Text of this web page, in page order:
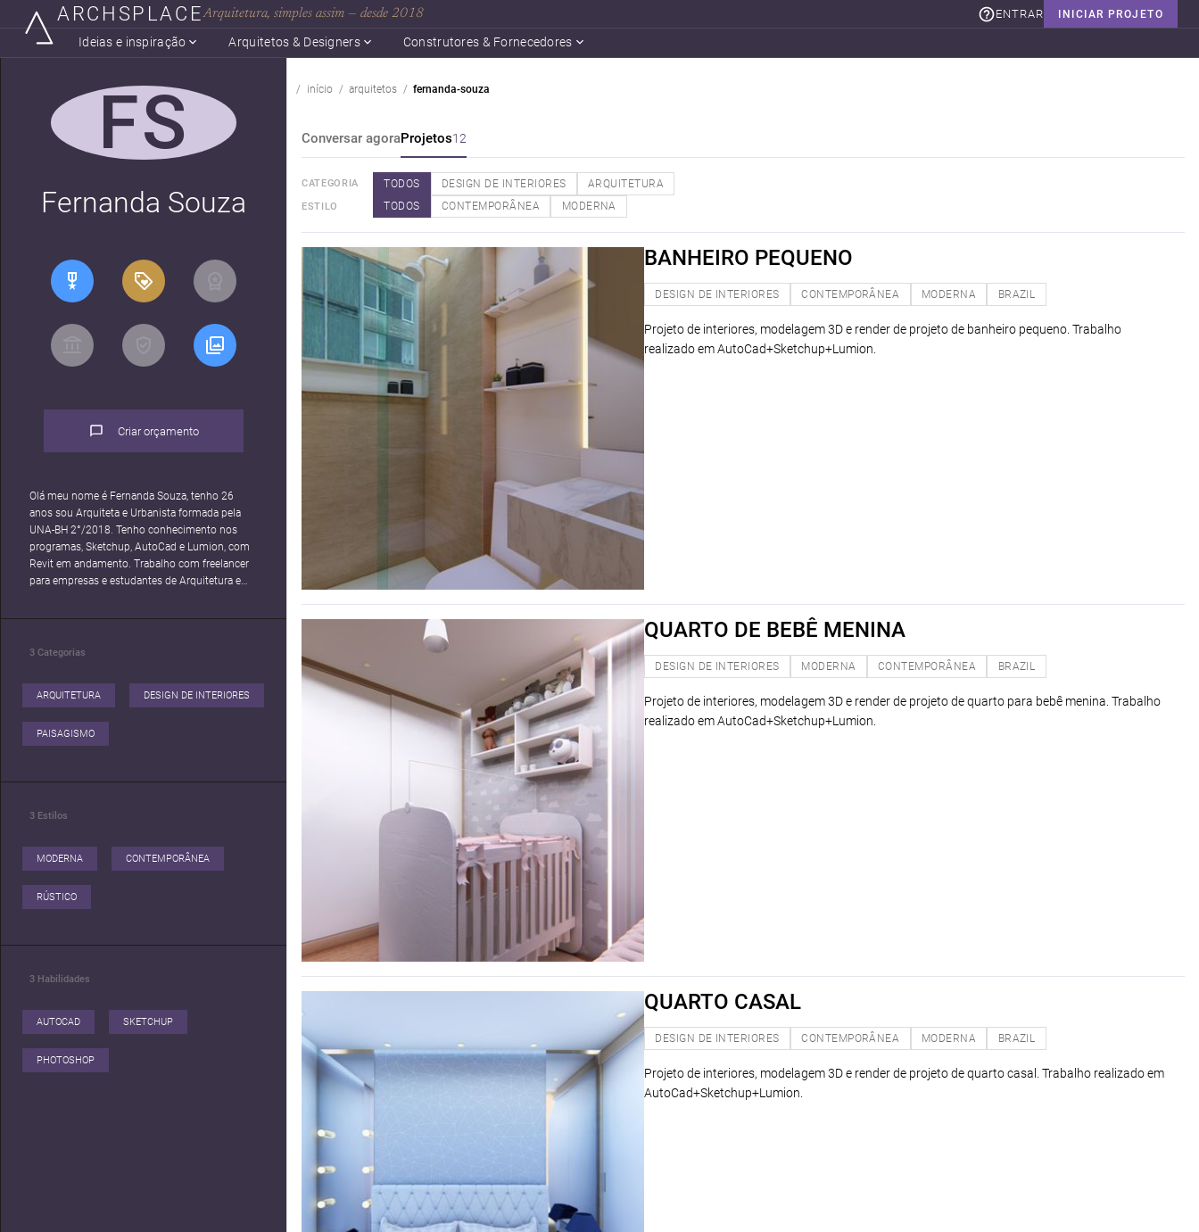
ARCHSPLACEArquitetura, simples assim — desde 2018 INICIAR PROJETO
ENTRAR
Ideias e inspiração Arquitetos & Designers Construtores & Fornecedores
FS
Fernanda Souza
Criar orçamento
Olá meu nome é Fernanda Souza, tenho 26
anos sou Arquiteta e Urbanista formada pela
UNA-BH 2°/2018. Tenho conhecimento nos
programas, Sketchup, AutoCad e Lumion, com
Revit em andamento. Trabalho com freelancer
para empresas e estudantes de Arquitetura e
3 Categorias
ARQUITETURA DESIGN DE INTERIORES
PAISAGISMO
3 Estilos
MODERNA CONTEMPORÂNEA
RÚSTICO
3 Habilidades
AUTOCAD SKETCHUP
PHOTOSHOP
início arquitetos fernanda-souza
Conversar agoraProjetos12
CATEGORIA TODOS DESIGN DE INTERIORES ARQUITETURA
ESTILO TODOS CONTEMPORÂNEA MODERNA
BANHEIRO PEQUENO
DESIGN DE INTERIORES CONTEMPORÂNEA MODERNA BRAZIL
Projeto de interiores, modelagem 3D e render de projeto de banheiro pequeno. Trabalho
realizado em AutoCad+Sketchup+Lumion.
QUARTO DE BEBÊ MENINA
DESIGN DE INTERIORES MODERNA CONTEMPORÂNEA BRAZIL
Projeto de interiores, modelagem 3D e render de projeto de quarto para bebê menina. Trabalho
realizado em AutoCad+Sketchup+Lumion.
QUARTO CASAL
DESIGN DE INTERIORES CONTEMPORÂNEA MODERNA BRAZIL
Projeto de interiores, modelagem 3D e render de projeto de quarto casal. Trabalho realizado em
AutoCad+Sketchup+Lumion.